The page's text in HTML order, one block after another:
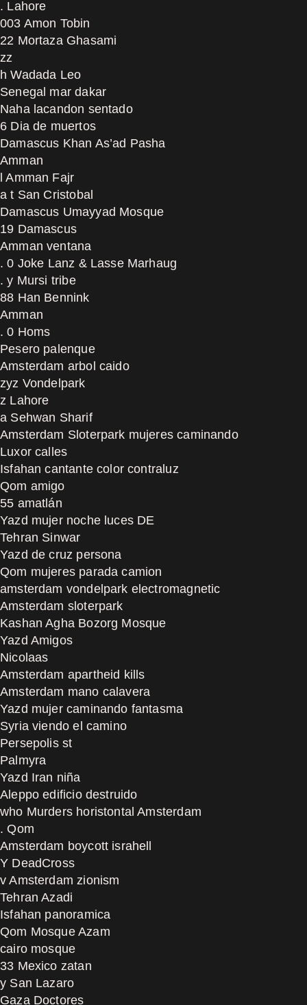
. Lahore
003 Amon Tobin
22 Mortaza Ghasami
zz
h Wadada Leo
Senegal mar dakar
Naha lacandon sentado
6 Dia de muertos
Damascus Khan As’ad Pasha
Amman
l Amman Fajr
a t San Cristobal
Damascus Umayyad Mosque
19 Damascus
Amman ventana
. 0 Joke Lanz & Lasse Marhaug
. y Mursi tribe
88 Han Bennink
Amman
. 0 Homs
Pesero palenque
Amsterdam arbol caido
zyz Vondelpark
z Lahore
a Sehwan Sharif
Amsterdam Sloterpark mujeres caminando
Luxor calles
Isfahan cantante color contraluz
Qom amigo
55 amatlán
Yazd mujer noche luces DE
Tehran Sinwar
Yazd de cruz persona
Qom mujeres parada camion
amsterdam vondelpark electromagnetic
Amsterdam sloterpark
Kashan Agha Bozorg Mosque
Yazd Amigos
Nicolaas
Amsterdam apartheid kills
Amsterdam mano calavera
Yazd mujer caminando fantasma
Syria viendo el camino
Persepolis st
Palmyra
Yazd Iran niña
Aleppo edificio destruido
who Murders horistontal Amsterdam
. Qom
Amsterdam boycott israhell
Y DeadCross
v Amsterdam zionism
Tehran Azadi
Isfahan panoramica
Qom Mosque Azam
cairo mosque
33 Mexico zatan
y San Lazaro
Gaza Doctores